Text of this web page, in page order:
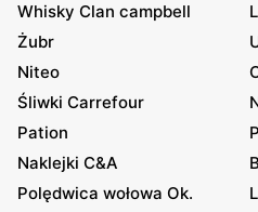
Whisky Clan campbell
Żubr
Niteo
Śliwki Carrefour
Pation
Naklejki C&A
Polędwica wołowa Ok.